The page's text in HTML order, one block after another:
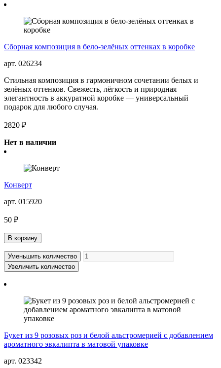
Сборная композиция в бело-зелёных оттенках в коробке
арт. 026234
Стильная композиция в гармоничном сочетании белых и
зелёных оттенков. Свежесть, лёгкость и природная
элегантность в аккуратной коробке — универсальный
подарок для любого случая.
2820 ₽
Нет в наличии
Конверт
арт. 015920
50 ₽
В корзину
Уменьшить количество
Увеличить количество
Букет из 9 розовых роз и белой альстромерией с добавлением
ароматного эвкалипта в матовой упаковке
арт. 023342